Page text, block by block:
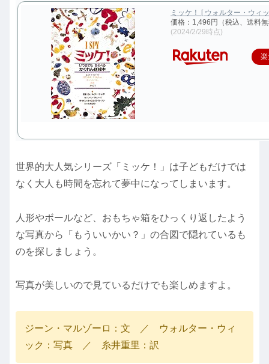
ミッケ！ [ ウォルター・ウィ
価格：1,496円（税込、送料
(2024/2/29時点)
世界的大人気シリーズ「ミッケ！」は子どもだけでは
なく大人も時間を忘れて夢中になってしまいます。
人形やボールなど、おもちゃ箱をひっくり返したよう
な写真から「もういいかい？」の合図で隠れているも
のを探しましょう。
写真が美しいので見ているだけでも楽しめますよ。
ジーン・マルゾーロ：文 ／ ウォルター・ウィ
ック：写真 ／ 糸井重里：訳